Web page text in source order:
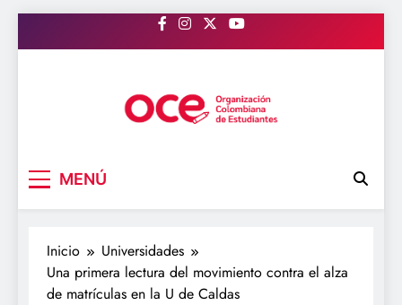
al
MENÚ
Inicio
Universidades
Una primera lectura del movimiento contra el alza
de matrículas en la U de Caldas